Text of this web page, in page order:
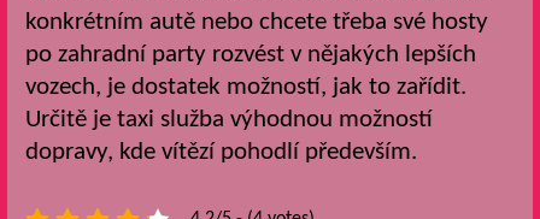
konkrétním autě nebo chcete třeba své hosty
po zahradní party rozvést v nějakých lepších
vozech, je dostatek možností, jak to zařídit.
Určitě je taxi služba výhodnou možností
dopravy, kde vítězí pohodlí především.